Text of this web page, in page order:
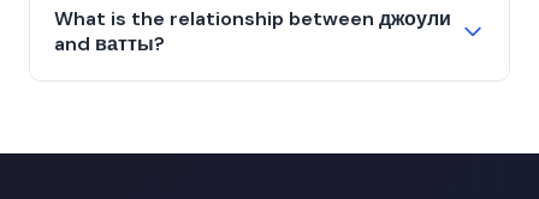
Пример: 1000 J over 10 seconds = 100 ватты.
What is the relationship between джоули
and ватты?
energy.